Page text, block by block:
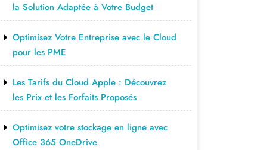
la Solution Adaptée à Votre Budget
Optimisez Votre Entreprise avec le Cloud
pour les PME
Les Tarifs du Cloud Apple : Découvrez
les Prix et les Forfaits Proposés
Optimisez votre stockage en ligne avec
Office 365 OneDrive